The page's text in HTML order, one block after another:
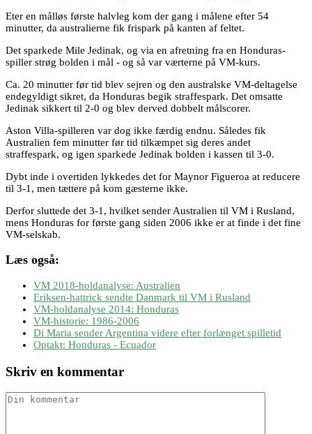
Eter en målløs første halvleg kom der gang i målene efter 54
minutter, da australierne fik frispark på kanten af feltet.
Det sparkede Mile Jedinak, og via en afretning fra en Honduras-
spiller strøg bolden i mål - og så var værterne på VM-kurs.
Ca. 20 minutter før tid blev sejren og den australske VM-deltagelse
endegyldigt sikret, da Honduras begik straffespark. Det omsatte
Jedinak sikkert til 2-0 og blev derved dobbelt målscorer.
Aston Villa-spilleren var dog ikke færdig endnu. Således fik
Australien fem minutter før tid tilkæmpet sig deres andet
straffespark, og igen sparkede Jedinak bolden i kassen til 3-0.
Dybt inde i overtiden lykkedes det for Maynor Figueroa at reducere
til 3-1, men tættere på kom gæsterne ikke.
Derfor sluttede det 3-1, hvilket sender Australien til VM i Rusland,
mens Honduras for første gang siden 2006 ikke er at finde i det fine
VM-selskab.
Læs også:
VM 2018-holdanalyse: Australien
Eriksen-hattrick sendte Danmark til VM i Rusland
VM-holdanalyse 2014: Honduras
VM-historie: 1986-2006
Di Maria sender Argentina videre efter forlænget spilletid
Optakt: Honduras - Ecuador
Skriv en kommentar